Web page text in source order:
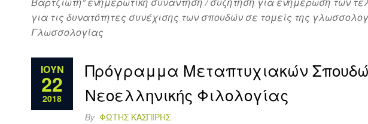
για τις δυνατότητες συνέχισης των σπουδών σε τομείς της
Γλωσσολογίας
ΙΟΎΝ
22
2018
Πρόγραμμα Μεταπτυχιακών
Νεοελληνικής Φιλολογίας
By ΦΏΤΗΣ ΚΑΣΠΊΡΗΣ